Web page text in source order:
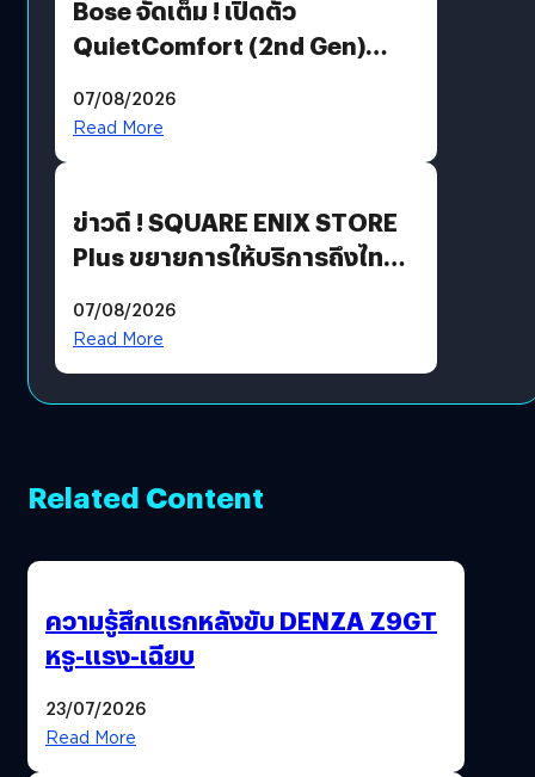
Bose จัดเต็ม ! เปิดตัว
QuietComfort (2nd Gen)
07/08/2026
Read More
ข่าวดี ! SQUARE ENIX STORE
Plus ขยายการให้บริการถึงไทย
โดยตรง
07/08/2026
Read More
Related Content
ความรู้สึกแรกหลังขับ DENZA Z9GT
หรู-แรง-เฉียบ
23/07/2026
Read More